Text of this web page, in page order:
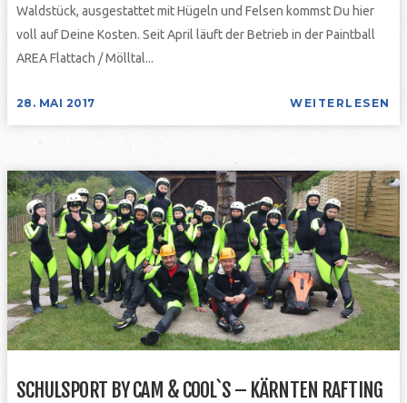
Waldstück, ausgestattet mit Hügeln und Felsen kommst Du hier
voll auf Deine Kosten. Seit April läuft der Betrieb in der Paintball
AREA Flattach / Mölltal...
28. MAI 2017 WEITERLESEN
SCHULSPORT BY CAM & COOL`S – KÄRNTEN RAFTING